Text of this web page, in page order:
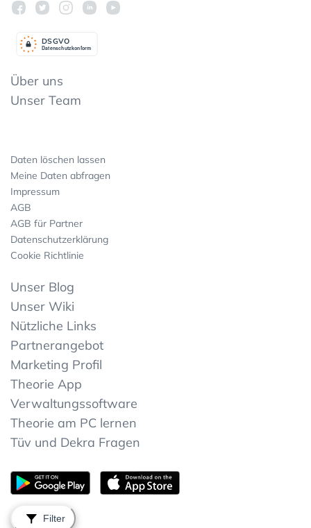
Filter
Datenschutzkonform
DSGVO
Über uns
Unser Team
Daten löschen lassen
Meine Daten abfragen
Impressum
AGB
AGB für Partner
Datenschutzerklärung
Cookie Richtlinie
Unser Blog
Unser Wiki
Nützliche Links
Partnerangebot
Marketing Profil
Theorie App
Verwaltungssoftware
Theorie am PC lernen
Tüv und Dekra Fragen